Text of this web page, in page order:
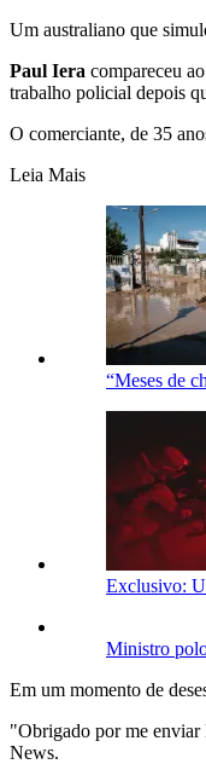
Um australiano que
Paul Iera compareceu
trabalho policial depois
O comerciante, de 35
Leia Mais
“Meses de
Exclusivo:
Ministro
Em um momento de
"Obrigado por me enviar
News.